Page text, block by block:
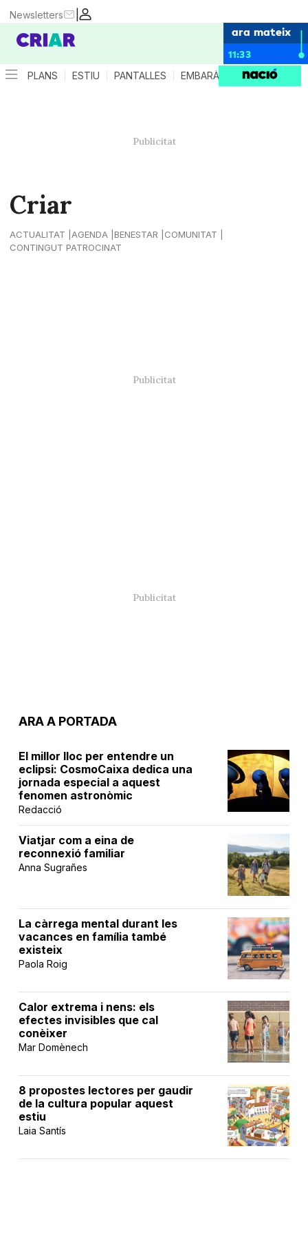
|
Newsletters
ara mateix
11:33
PLANS ESTIU PANTALLES EMBARÀS CRIANÇA
Criar
ACTUALITAT AGENDA BENESTAR
COMUNITAT
CONTINGUT PATROCINAT
ARA A PORTADA
El millor lloc per entendre un
eclipsi: CosmoCaixa dedica una
jornada especial a aquest
fenomen astronòmic
Redacció
Viatjar com a eina de
reconnexió familiar
Anna Sugrañes
La càrrega mental durant les
vacances en família també
existeix
Paola Roig
Calor extrema i nens: els
efectes invisibles que cal
conèixer
Mar Domènech
8 propostes lectores per gaudir
de la cultura popular aquest
estiu
Laia Santís